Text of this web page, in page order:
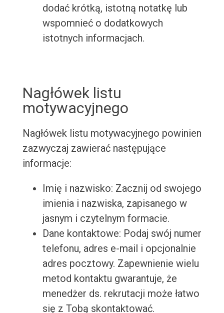
dodać krótką, istotną notatkę lub
wspomnieć o dodatkowych
istotnych informacjach.
Nagłówek listu
motywacyjnego
Nagłówek listu motywacyjnego powinien
zazwyczaj zawierać następujące
informacje:
Imię i nazwisko: Zacznij od swojego
imienia i nazwiska, zapisanego w
jasnym i czytelnym formacie.
Dane kontaktowe: Podaj swój numer
telefonu, adres e-mail i opcjonalnie
adres pocztowy. Zapewnienie wielu
metod kontaktu gwarantuje, że
menedżer ds. rekrutacji może łatwo
się z Tobą skontaktować.